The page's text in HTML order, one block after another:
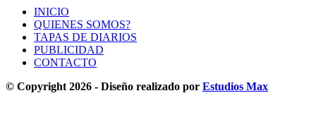
INICIO
QUIENES SOMOS?
TAPAS DE DIARIOS
PUBLICIDAD
CONTACTO
© Copyright 2026 - Diseño realizado por Estudios Max